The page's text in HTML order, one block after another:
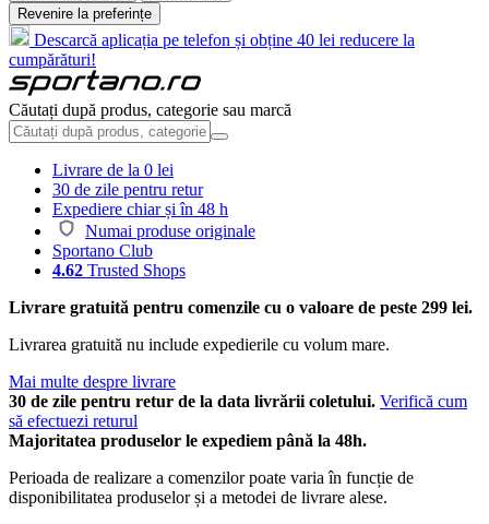
Revenire la preferințe
Descarcă aplicația pe telefon și obține 40 lei reducere la
cumpărături!
Căutați după produs, categorie sau marcă
Livrare de la 0 lei
30 de zile pentru retur
Expediere chiar și în 48 h
Numai produse originale
Sportano Club
4.62 Trusted Shops
Livrare gratuită pentru comenzile cu o valoare de peste 299 lei.
Livrarea gratuită nu include expedierile cu volum mare.
Mai multe despre livrare
30 de zile pentru retur de la data livrării coletului. Verifică cum
să efectuezi returul
Majoritatea produselor le expediem până la 48h.
Perioada de realizare a comenzilor poate varia în funcție de
disponibilitatea produselor și a metodei de livrare alese.